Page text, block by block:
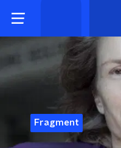
Fragment